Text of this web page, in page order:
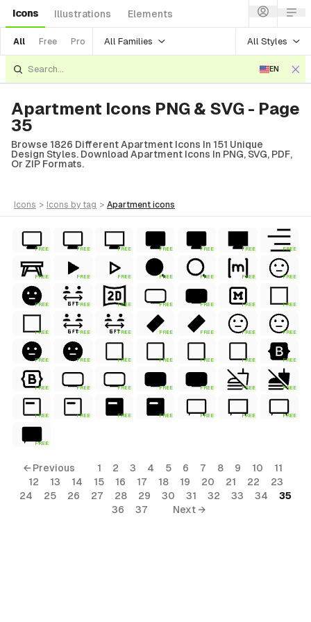
Icons Illustrations Elements
All Free Pro All Families All Styles
EN
Apartment Icons PNG & SVG - Page
35
Browse 1826 Different Apartment Icons In 151 Unique
Design Styles. Download Apartment Icons In PNG, SVG, PDF,
Or ZIP Formats.
icons > icons by tag > apartment icons
FREE FREE FREE FREE FREE FREE FREE
FREE FREE FREE FREE FREE FREE FREE
FREE FREE FREE FREE FREE FREE FREE
FREE FREE FREE FREE FREE FREE FREE
FREE FREE FREE FREE FREE FREE FREE
FREE FREE FREE FREE FREE FREE FREE
FREE FREE FREE FREE FREE FREE FREE
FREE
← Previous 1 2 3 4 5 6 7 8 9 10
11
12
13 14 15 16 17 18 19 20 21 22
23
24
25 26 27 28 29 30 31 32 33 34
35
36
37 Next →